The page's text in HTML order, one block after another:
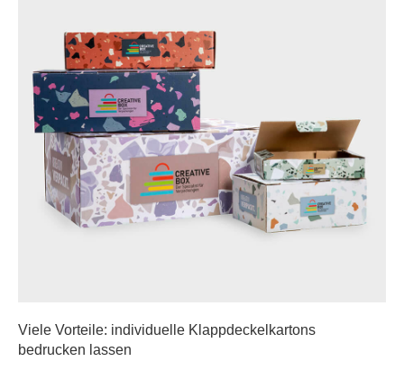
Viele Vorteile: individuelle Klappdeckelkartons
bedrucken lassen